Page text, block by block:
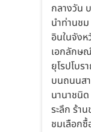
กลางวัน
นำท่านช
อินในจังห
เอกลักษณ์
ยุโรปโบ
บนถนนส
นานาชนิด
ระลึก ร้า
ชมเลือก